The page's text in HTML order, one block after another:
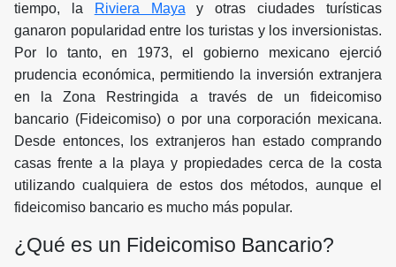
tiempo, la
Riviera Maya y otras ciudades turísticas
ganaron popularidad entre los turistas y los inversionistas.
Por lo tanto, en 1973, el gobierno mexicano ejerció
prudencia económica, permitiendo la inversión extranjera
en la Zona Restringida a través de un fideicomiso
bancario (Fideicomiso) o por una corporación mexicana.
Desde entonces, los extranjeros han estado comprando
casas frente a la playa y propiedades cerca de la costa
utilizando cualquiera de estos dos métodos, aunque el
fideicomiso bancario es mucho más popular.
¿Qué es un Fideicomiso Bancario?